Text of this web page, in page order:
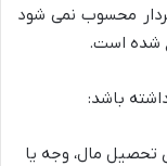
محسوب نمی شود
شده است.
باشد:
تحصیل مال، وجه یا